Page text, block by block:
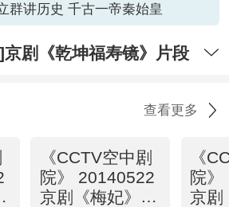
群讲历史 千古一帝秦始皇
剧《乾坤福寿镜》片段
查看更多
《CCTV空中剧
院》 20140522
京剧《梅妃》
《
院》
京剧